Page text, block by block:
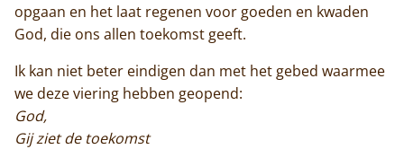
opgaan en het laat regenen voor goeden en kwaden
God, die ons allen toekomst geeft.
Ik kan niet beter eindigen dan met het gebed waarmee
we deze viering hebben geopend:
God,
Gij ziet de toekomst